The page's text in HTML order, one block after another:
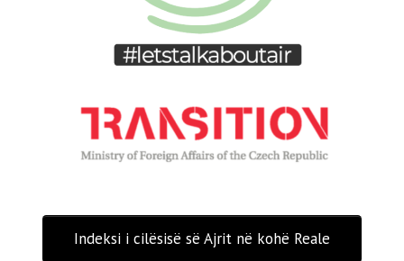
Indeksi i cilësisë së Ajrit në kohë Reale